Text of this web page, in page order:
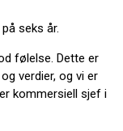
seks år.
følelse. Dette er
verdier, og vi er
kommersiell sjef i